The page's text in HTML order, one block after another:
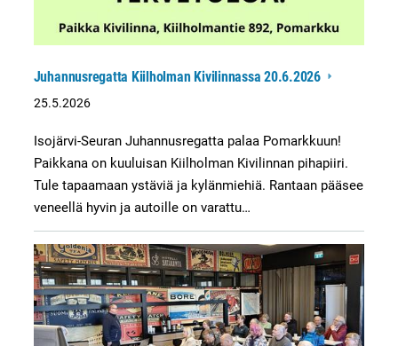
Juhannusregatta Kiilholman Kivilinnassa 20.6.2026
25.5.2026
Isojärvi-Seuran Juhannusregatta palaa Pomarkkuun!
Paikkana on kuuluisan Kiilholman Kivilinnan pihapiiri.
Tule tapaamaan ystäviä ja kylänmiehiä. Rantaan pääsee
veneellä hyvin ja autoille on varattu…